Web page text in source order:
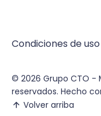
Condiciones de uso
© 2026 Grupo CTO -
reservados. Hecho
Volver arriba